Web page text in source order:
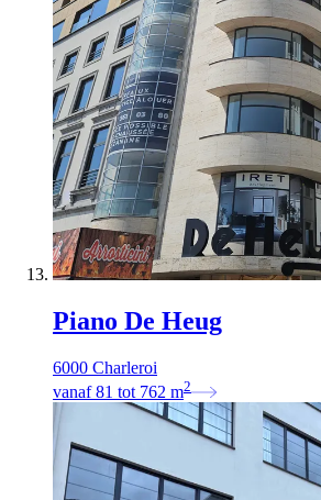
Piano De Heug
6000 Charleroi
vanaf 81 tot 762 m2